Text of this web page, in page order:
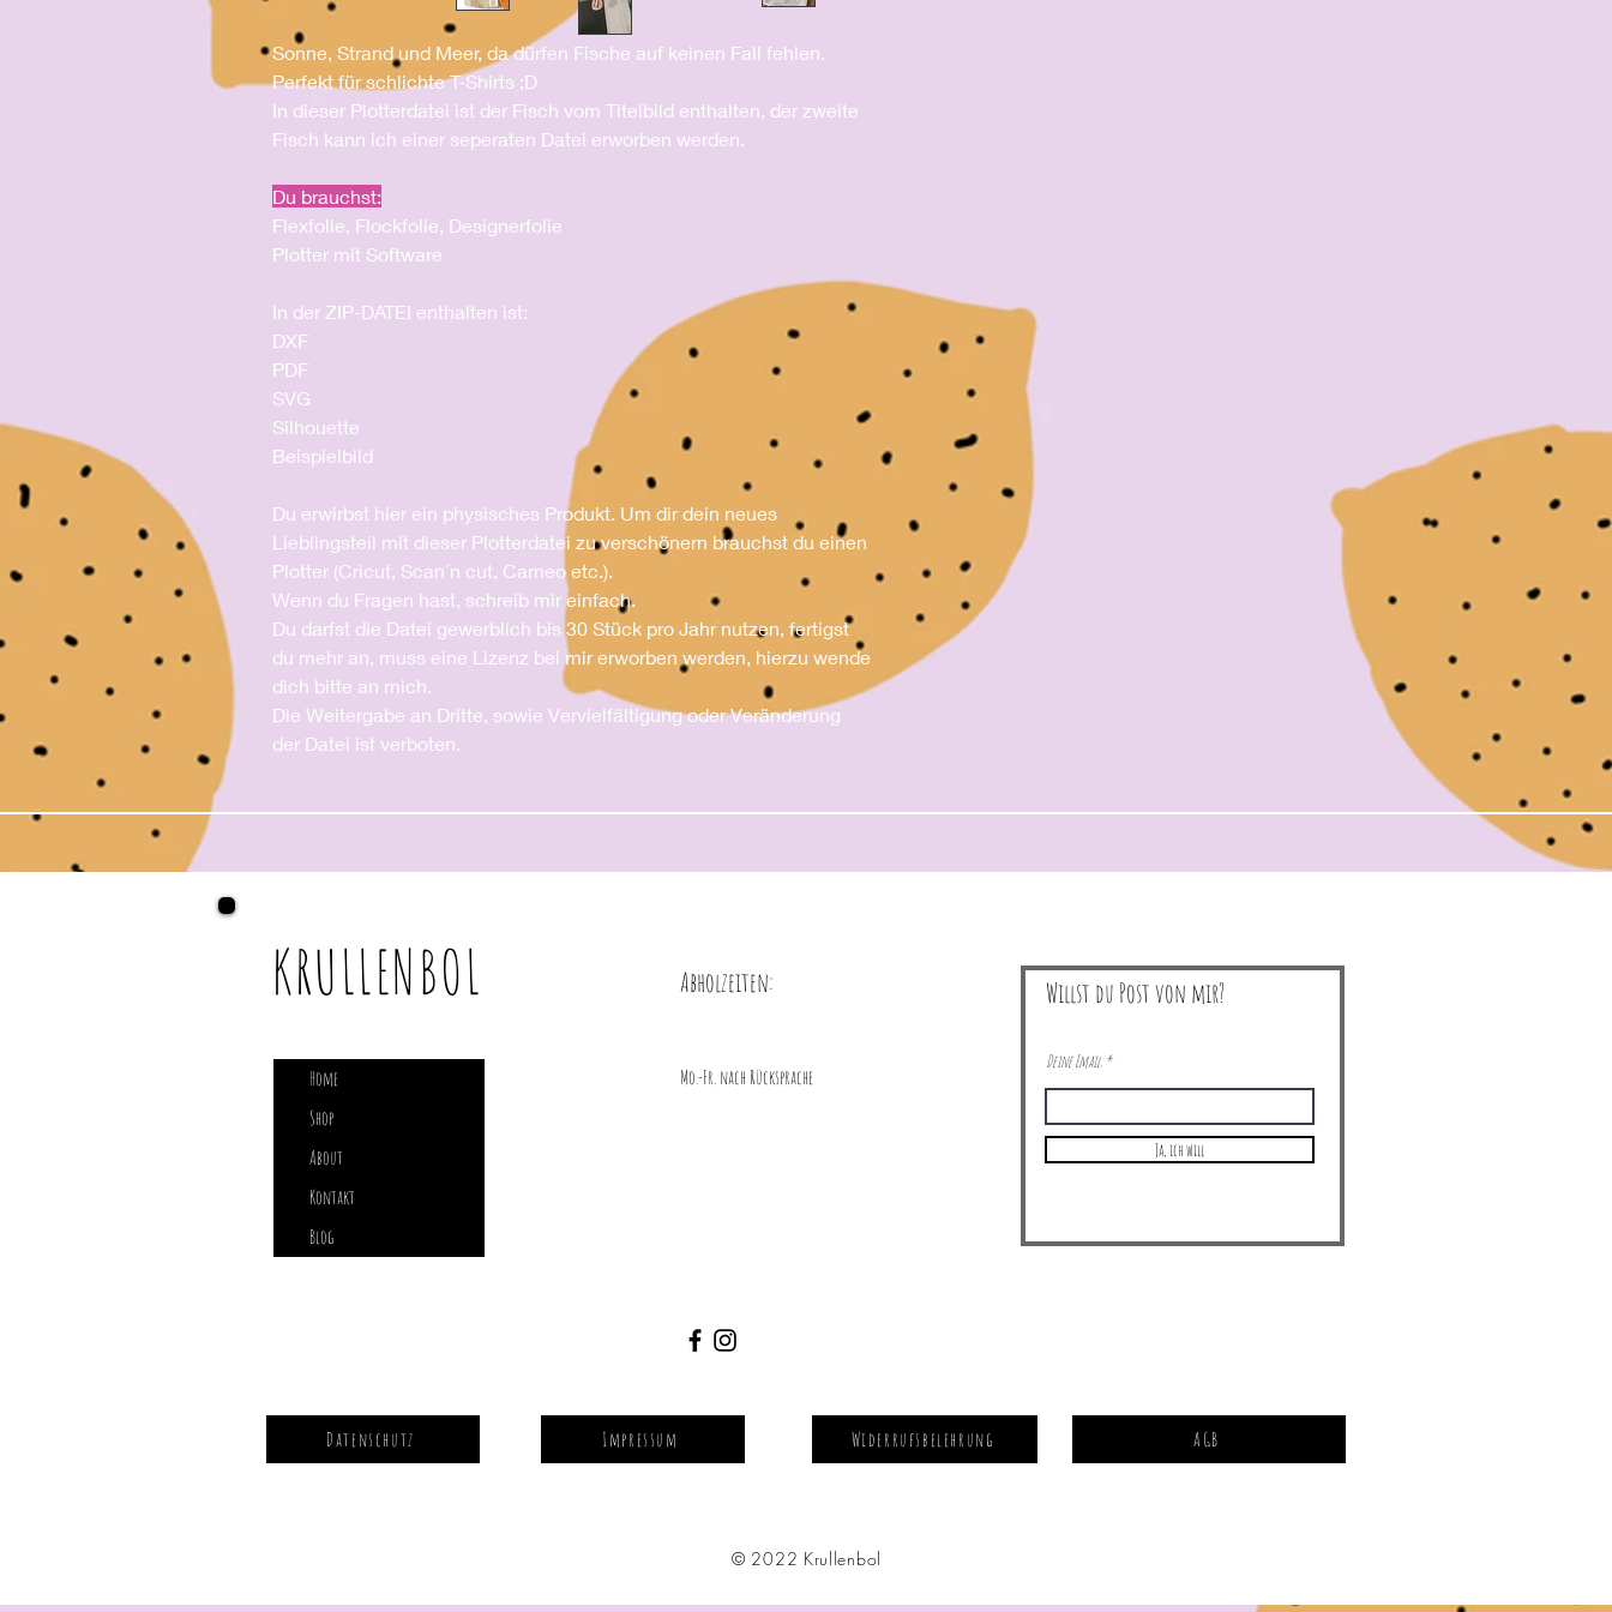
Sonne, Strand und Meer, da dürfen Fische auf keinen Fall fehlen.
Perfekt für schlichte T-Shirts ;D
In dieser Plotterdatei ist der Fisch vom Titelbild enthalten, der zweite
Fisch kann ich einer seperaten Datei erworben werden.
Du brauchst:
Flexfolie, Flockfolie, Designerfolie
Plotter mit Software
In der ZIP-DATEI enthalten ist:
DXF
PDF
SVG
Silhouette
Beispielbild
Du erwirbst hier ein physisches Produkt. Um dir dein neues
Lieblingsteil mit dieser Plotterdatei zu verschönern brauchst du einen
Plotter (Cricut, Scan´n cut, Cameo etc.).
Wenn du Fragen hast, schreib mir einfach.
Du darfst die Datei gewerblich bis 30 Stück pro Jahr nutzen, fertigst
du mehr an, muss eine Lizenz bei mir erworben werden, hierzu wende
dich bitte an mich.
Die Weitergabe an Dritte, sowie Vervielfältigung oder Veränderung
der Datei ist verboten.
KRULLENBOL
Home
Shop
About
Kontakt
Blog
Abholzeiten:
Mo.-Fr. nach Rücksprache
Willst du Post von mir?
Deine Email:
Ja, ich will
Datenschutz Impressum Widerrufsbelehrung AGB
© 2022 Krullenbol